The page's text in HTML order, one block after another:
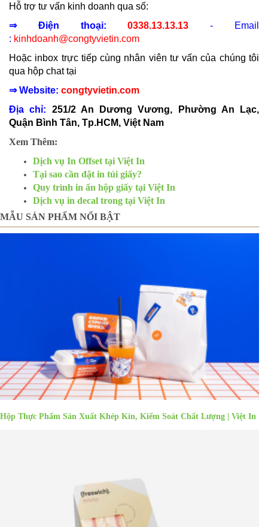
Hỗ trợ tư vấn kinh doanh qua số:
⇒ Điện thoại:
0338.13.13.13
- Email
: kinhdoanh@congtyvietin.com
Hoặc inbox trực tiếp cùng nhân viên tư vấn của chúng tôi
qua hộp chat tại
⇒ Website: congtyvietin.com
Địa chỉ: 251/2 An Dương Vương, Phường An Lạc,
Quận Bình Tân, Tp.HCM, Việt Nam
Xem Thêm:
Dịch vụ In Offset tại Việt In
Tại sao cần đặt in túi giấy?
Quy trình in ấn hộp giấy tại Việt In
Dịch vụ in decal trong tại Việt In
MẪU SẢN PHẨM NỔI BẬT
Hộp Thực Phẩm Sản Xuất Khép Kín, Kiểm Soát Chất Lượng | Việt In